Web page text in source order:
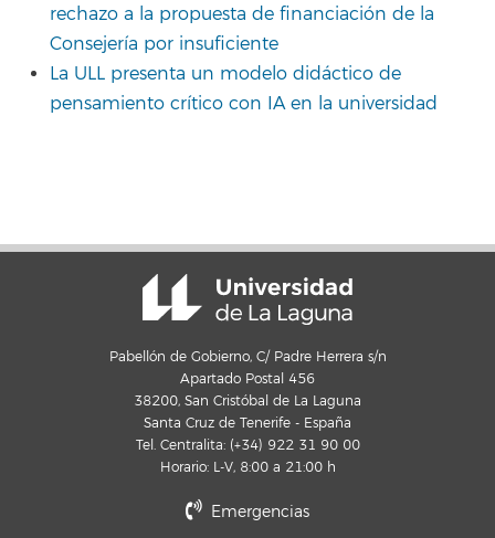
rechazo a la propuesta de financiación de la
Consejería por insuficiente
La ULL presenta un modelo didáctico de
pensamiento crítico con IA en la universidad
Pabellón de Gobierno, C/ Padre Herrera s/n
Apartado Postal 456
38200, San Cristóbal de La Laguna
Santa Cruz de Tenerife - España
Tel. Centralita: (+34) 922 31 90 00
Horario: L-V, 8:00 a 21:00 h
Emergencias